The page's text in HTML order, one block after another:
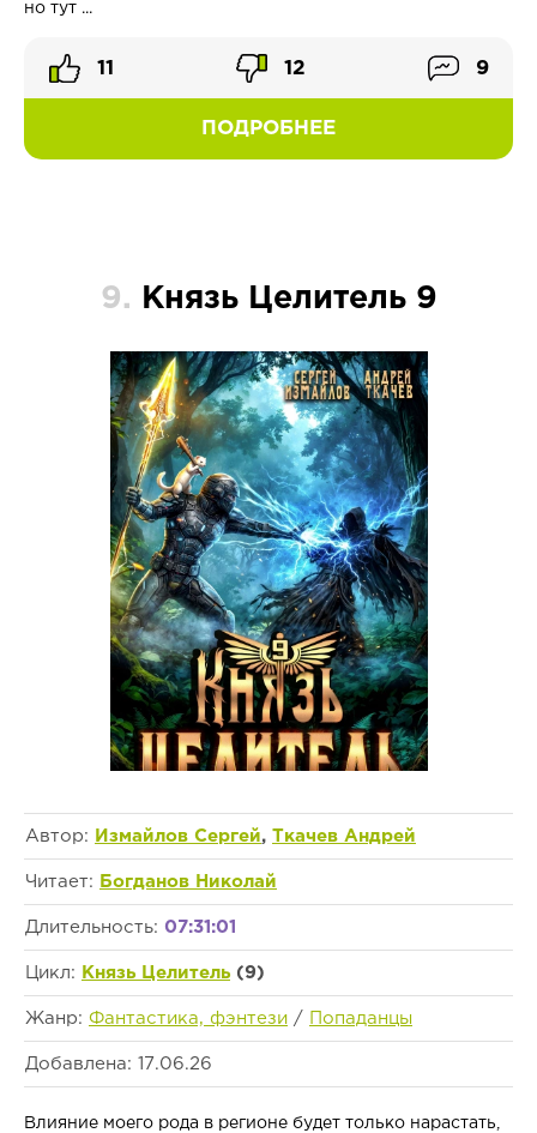
но тут ...
ПОДРОБНЕЕ
11 12 9
9. Князь Целитель 9
Автор: Измайлов Сергей, Ткачев Андрей
Читает: Богданов Николай
Длительность: 07:31:01
Цикл: Князь Целитель (9)
Жанр: Фантастика, фэнтези / Попаданцы
Добавлена: 17.06.26
Влияние моего рода в регионе будет только нарастать,